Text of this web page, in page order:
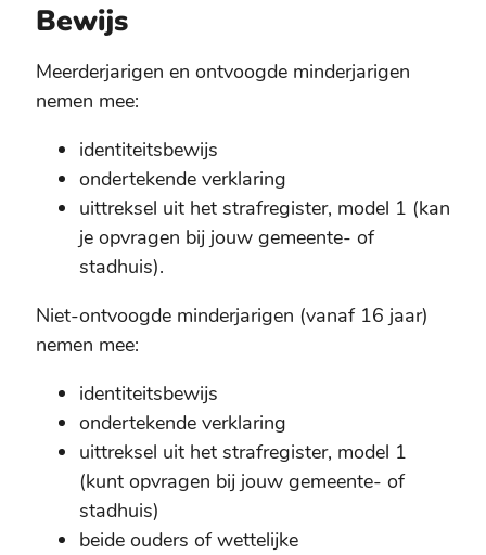
Bewijs
Meerderjarigen en ontvoogde minderjarigen
nemen mee:
identiteitsbewijs
ondertekende verklaring
uittreksel uit het strafregister, model 1 (kan
je opvragen bij jouw gemeente- of
stadhuis).
Niet-ontvoogde minderjarigen (vanaf 16 jaar)
nemen mee:
identiteitsbewijs
ondertekende verklaring
uittreksel uit het strafregister, model 1
(kunt opvragen bij jouw gemeente- of
stadhuis)
beide ouders of wettelijke